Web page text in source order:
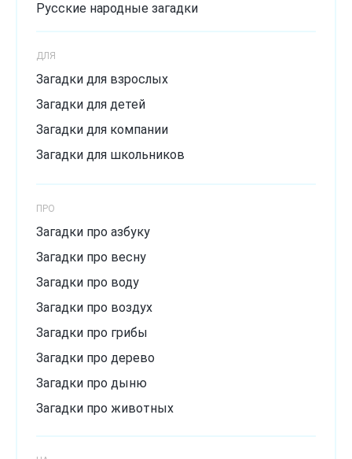
Русские народные загадки
Сложные загадки
Смешные загадки
Хитрые загадки
ДЛЯ
Загадки для взрослых
Загадки для детей
Загадки для компании
Загадки для школьников
ПРО
Загадки про азбуку
Загадки про весну
Загадки про воду
Загадки про воздух
Загадки про грибы
Загадки про дерево
Загадки про дыню
Загадки про животных